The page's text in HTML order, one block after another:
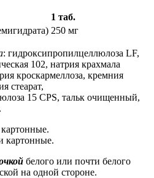
1 таб.
250 мг
: гидроксипропилцеллюлоза LF,
102, натрия крахмала
кроскармеллоза, кремния
стеарат,
15 CPS, тальк очищенный,
картонные.
белого или почти белого
на одной стороне.